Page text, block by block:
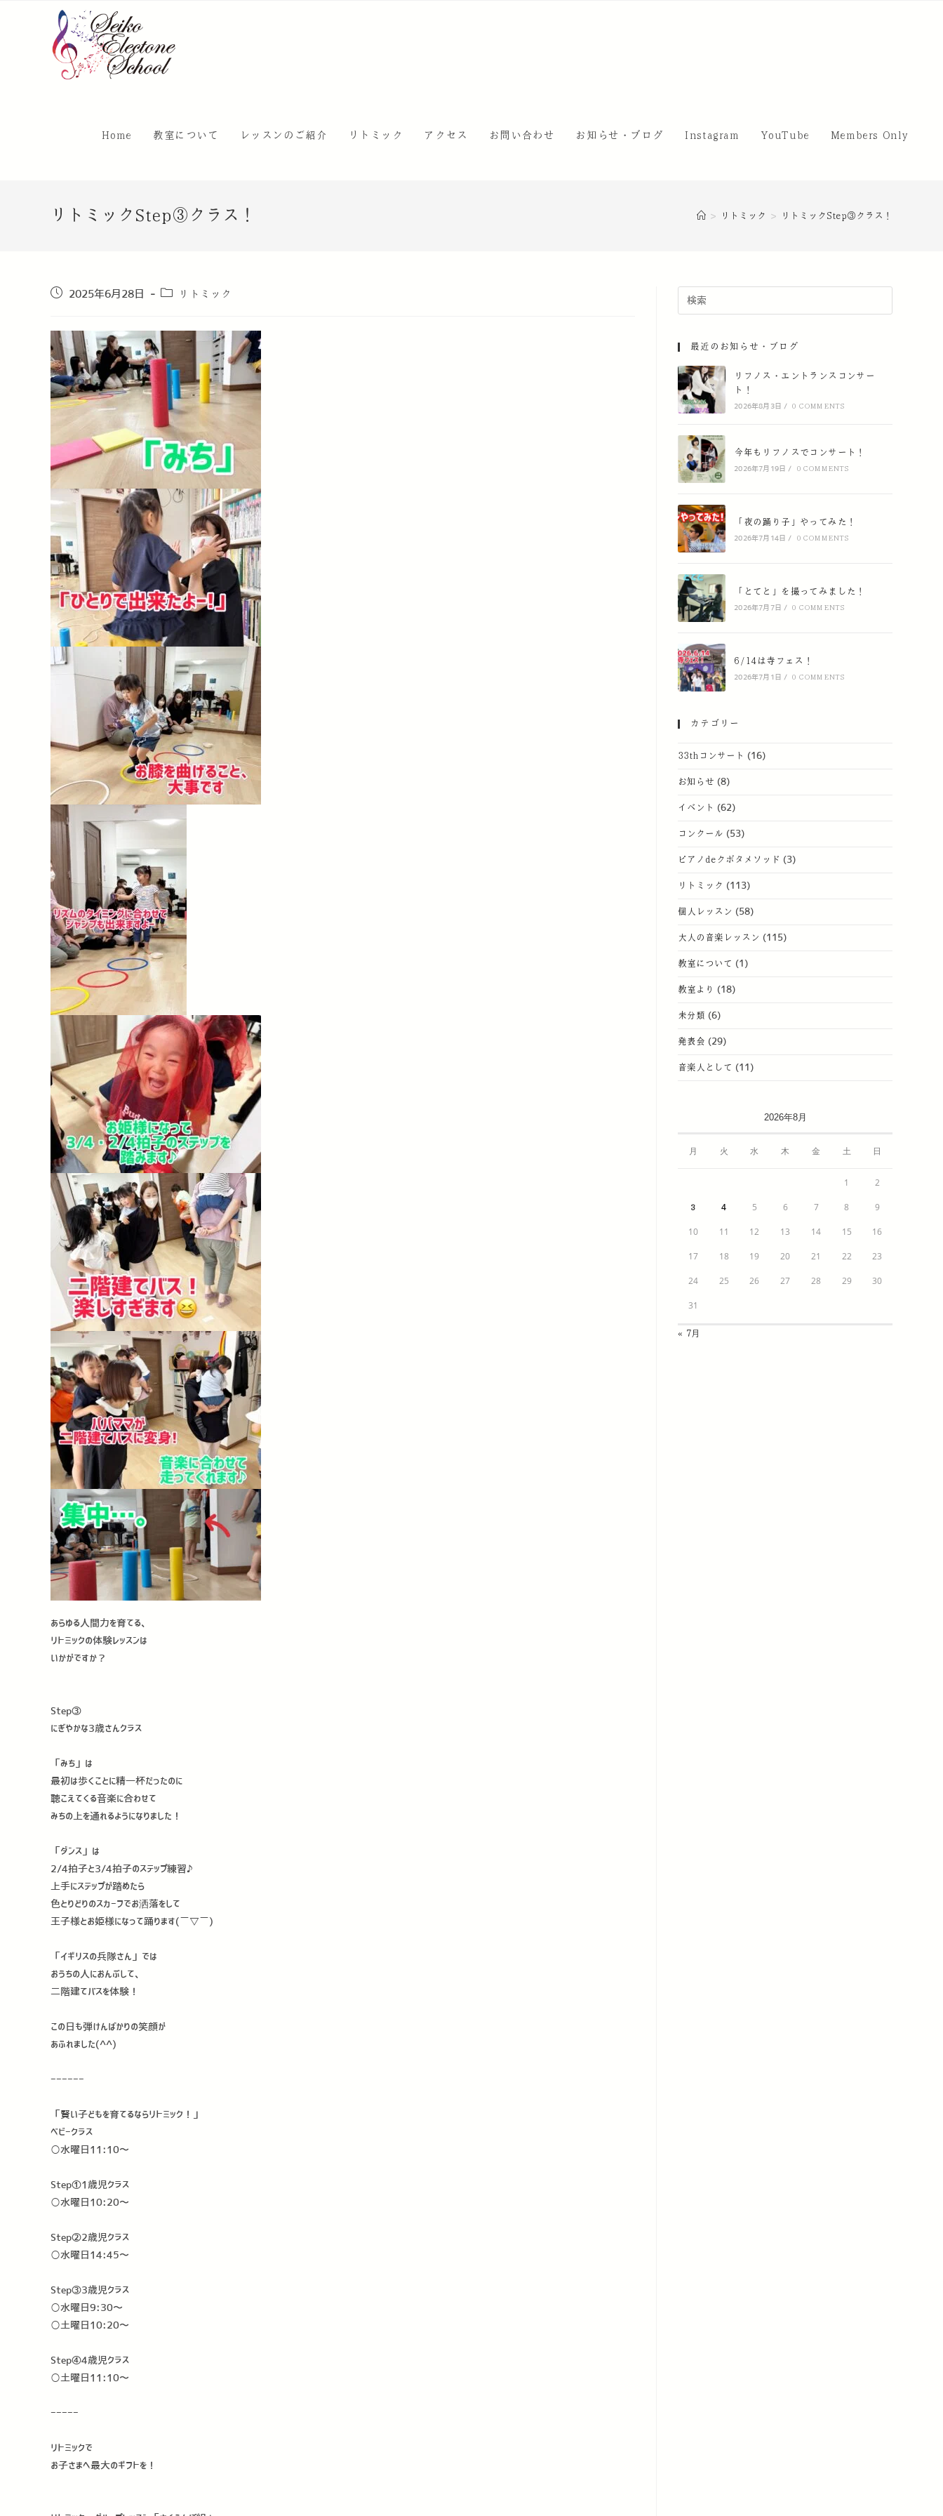
Home 教室について レッスンのご紹介 リトミック アクセス お問い合わせ お知らせ・ブログ Instagram YouTube Members Only
リトミックStep③クラス！ > リトミック > リトミックStep③クラス！
2025年6月28日 リトミック
あらゆる人間力を育てる、
リトミックの体験レッスンは
いかがですか？
Step③
にぎやかな3歳さんクラス
「みち」は
最初は歩くことに精一杯だったのに
聴こえてくる音楽に合わせて
みちの上を通れるようになりました！
「ダンス」は
2/4拍子と3/4拍子のステップ練習♪
上手にステップが踏めたら
色とりどりのスカーフでお洒落をして
王子様とお姫様になって踊ります(￣▽￣)
「イギリスの兵隊さん」では
おうちの人におんぶして、
二階建てバスを体験！
この日も弾けんばかりの笑顔が
あふれました(^^)
ーーーーーー
「賢い子どもを育てるならリトミック！」
ベビークラス
○水曜日11:10〜
Step①1歳児クラス
○水曜日10:20〜
Step②2歳児クラス
○水曜日14:45〜
Step③3歳児クラス
○水曜日9:30〜
○土曜日10:20〜
Step④4歳児クラス
○土曜日11:10〜
ーーーーー
リトミックで
お子さまへ最大のギフトを！
最近のお知らせ・ブログ
リフノス・エントランスコンサー
ト！
2026年8月3日 / 0 COMMENTS
今年もリフノスでコンサート！
2026年7月19日 / 0 COMMENTS
「夜の踊り子」やってみた！
2026年7月14日 / 0 COMMENTS
「とてと」を撮ってみました！
2026年7月7日 / 0 COMMENTS
6/14は寺フェス！
2026年7月1日 / 0 COMMENTS
カテゴリー
33thコンサート (16)
お知らせ (8)
イベント (62)
コンクール (53)
ピアノdeクボタメソッド (3)
リトミック (113)
個人レッスン (58)
大人の音楽レッスン (115)
教室について (1)
教室より (18)
未分類 (6)
発表会 (29)
音楽人として (11)
2026年8月
月 火 水 木 金 土 日
1 2
3 4 5 6 7 8 9
10 11 12 13 14 15 16
17 18 19 20 21 22 23
24 25 26 27 28 29 30
31
« 7月